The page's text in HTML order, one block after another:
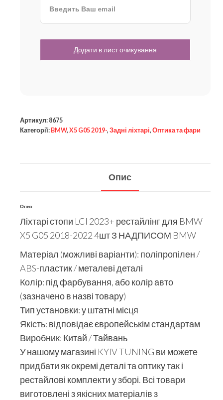
Артикул: 8675
Категорії: BMW, X5 G05 2019-, Задні ліхтарі, Оптика та фари
Опис
Опис
Ліхтарі стопи LCI 2023+ рестайлінг для BMW
X5 G05 2018-2022 4шт З НАДПИСОМ BMW
Матеріал (можливі варіанти): поліпропілен /
ABS-пластик / металеві деталі
Колір: під фарбування, або колір авто
(зазначено в назві товару)
Тип установки: у штатні місця
Якість: відповідає європейськім стандартам
Виробник: Китай / Тайвань
У нашому магазині KYIV TUNING ви можете
придбати як окремі деталі та оптику так і
рестайлові комплекти у зборі. Всі товари
виготовлені з якісних матеріалів з